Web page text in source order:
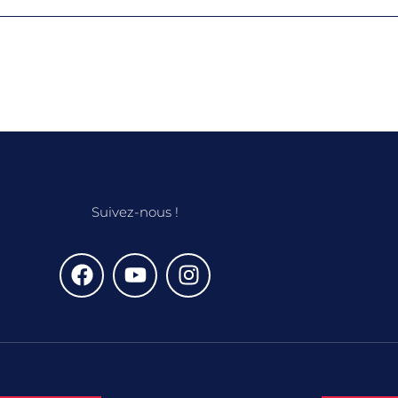
Suivez-nous !